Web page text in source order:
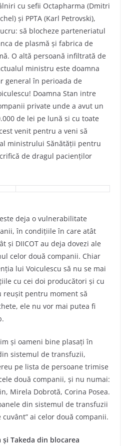
cu sefii Octapharma (Dmitri
și PPTA (Karl Petrovski),
să blocheze parteneriatul
de plasmă și fabrica de
O altă persoană infiltrată de
ministru este doamna
general în perioada de
Doamna Stan intre
private unde a avut un
de lei pe lună si cu toate
venit pentru a veni să
ministrului Sănătății pentru
de dragul pacienților
deja o vulnerabilitate
în condițiile în care atât
și DIICOT au deja dovezi ale
celor două companii. Chiar
lui Voiculescu să nu se mai
cu cei doi producători și cu
reușit pentru moment să
ele nu vor mai putea fi
și oameni bine plasați în
sistemul de transfuzii,
pe lista de persoane trimise
două companii, și nu numai:
Mirela Dobrotă, Corina Posea.
din sistemul de transfuzii
ai celor două companii.
Takeda din blocarea